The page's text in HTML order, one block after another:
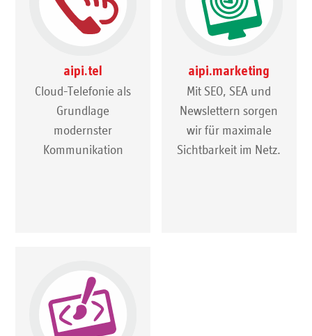
aipi.tel
Cloud-Telefonie als
Grundlage
modernster
Kommunikation
aipi.marketing
Mit SEO, SEA und
Newslettern sorgen
wir für maximale
Sichtbarkeit im Netz.